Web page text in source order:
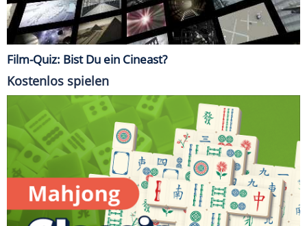
Film-Quiz: Bist Du ein Cineast?
Kostenlos spielen